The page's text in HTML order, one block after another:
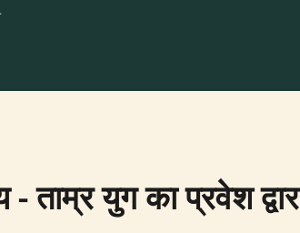
- ताम्र युग का प्रवेश द्वार